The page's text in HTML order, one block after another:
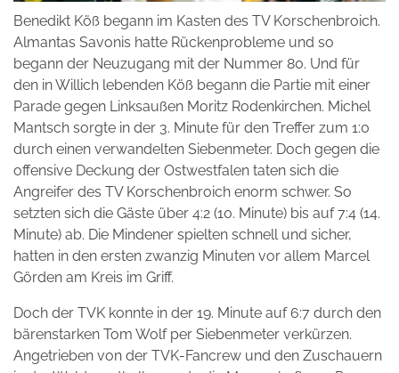
Benedikt Köß begann im Kasten des TV Korschenbroich.
Almantas Savonis hatte Rückenprobleme und so
begann der Neuzugang mit der Nummer 80. Und für
den in Willich lebenden Köß begann die Partie mit einer
Parade gegen Linksaußen Moritz Rodenkirchen. Michel
Mantsch sorgte in der 3. Minute für den Treffer zum 1:0
durch einen verwandelten Siebenmeter. Doch gegen die
offensive Deckung der Ostwestfalen taten sich die
Angreifer des TV Korschenbroich enorm schwer. So
setzten sich die Gäste über 4:2 (10. Minute) bis auf 7:4 (14.
Minute) ab. Die Mindener spielten schnell und sicher,
hatten in den ersten zwanzig Minuten vor allem Marcel
Görden am Kreis im Griff.
Doch der TVK konnte in der 19. Minute auf 6:7 durch den
bärenstarken Tom Wolf per Siebenmeter verkürzen.
Angetrieben von der TVK-Fancrew und den Zuschauern